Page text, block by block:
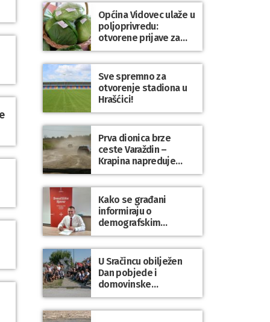
Općina Vidovec ulaže u
poljoprivredu:
otvorene prijave za
općinske potpore
Sve spremno za
otvorenje stadiona u
Hrašćici!
Prva dionica brze
ceste Varaždin –
Krapina napreduje
prema planu
Kako se građani
informiraju o
demografskim
mjerama? Sudjelujte u
istraživanju!
U Sračincu obilježen
Dan pobjede i
domovinske
zahvalnosti te Dan
hrvatskih branitelja